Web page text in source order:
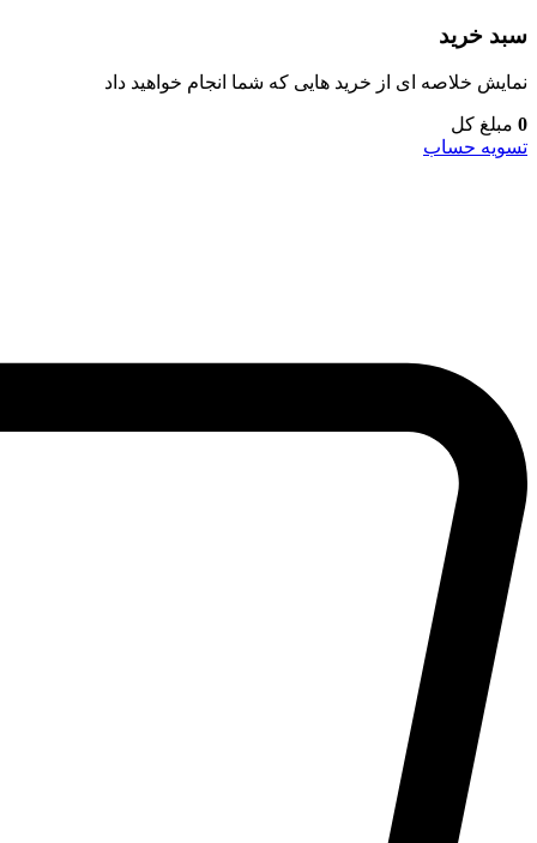
سبد خرید
نمایش خلاصه ای از خرید هایی که شما انجام خواهید داد
0 مبلغ کل
تسویه حساب